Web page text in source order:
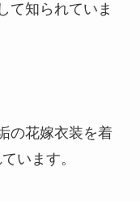
て知られていま
の花嫁衣装を着
います。